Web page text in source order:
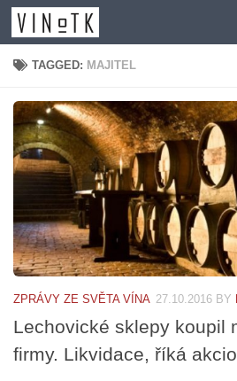
Skip to content
TAGGED: MAJITEL
ZPRÁVY ZE SVĚTA VÍNA 27.10.2016 BY
Lechovické sklepy koupil
firmy. Likvidace, říká